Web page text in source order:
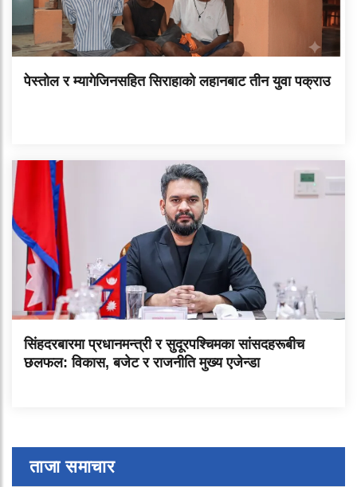
पेस्तोल र म्यागेजिनसहित सिराहाको लहानबाट तीन युवा पक्राउ
सिंहदरबारमा प्रधानमन्त्री र सुदूरपश्चिमका सांसदहरूबीच
छलफल: विकास, बजेट र राजनीति मुख्य एजेन्डा
ताजा समाचार